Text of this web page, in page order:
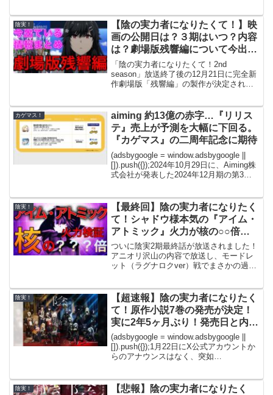
技術...
陰実！
【陰の実力者になりたくて！】映
画の公開日は？３期はいつ？内容
は？劇場版残響編について今出て
いる情報まとめ！
「陰の実力者になりたくて！2nd
season」放送終了後の12月21日に完全新
作劇場版「残響編」の製作が決定されま
能性が高い日付などを解説します！
(adsbygoo...
カゲマス！
aiming 約13億の赤字…『リリス
テ』売上が予測を大幅に下回る。
『カゲマス』の二周年記念に期待
(adsbygoogle = window.adsbygoogle ||
[]).push({});2024年10月29日に、Aiming株
式会社が発表した2024年12月期の第3四
陰実！
【最終回】陰の実力者になりたく
て！シャドウ様本気の『アイム・
アトミック』火力が核の○○倍ｗ
ｗｗ
ついに陰実2期最終話が放送されました！
アニオリ沢山の内容で放送し、モードレ
ット（ラグナロクver）戦でまさかの過去
証しあれこれをまとめました！ぜひ見て
いってください！シ...
陰実！
【超速報】陰の実力者になりたく
て！原作小説7巻の発売が決定！
実に2年5ヶ月ぶり！発売日と内容
のまとめ！
(adsbygoogle = window.adsbygoogle ||
[]).push({});1月22日にX公式アカウントか
らのアナウンスはなく、突如
ス...
陰実！
【悲報】陰の実力者になりたく